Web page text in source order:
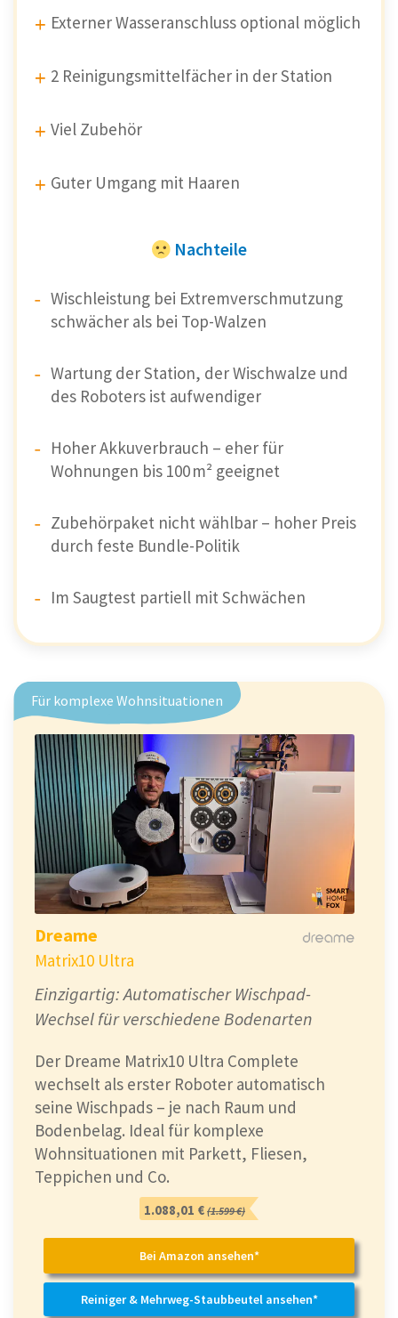
Externer Wasseranschluss optional möglich
2 Reinigungsmittelfächer in der Station
Viel Zubehör
Guter Umgang mit Haaren
Nachteile
Wischleistung bei Extremverschmutzung
schwächer als bei Top-Walzen
Wartung der Station, der Wischwalze und
des Roboters ist aufwendiger
Hoher Akkuverbrauch – eher für
Wohnungen bis 100 m² geeignet
Zubehörpaket nicht wählbar – hoher Preis
durch feste Bundle-Politik
Im Saugtest partiell mit Schwächen
Für komplexe Wohnsituationen
Dreame
Matrix10 Ultra
Einzigartig: Automatischer Wischpad-
Wechsel für verschiedene Bodenarten
Der Dreame Matrix10 Ultra Complete
wechselt als erster Roboter automatisch
seine Wischpads – je nach Raum und
Bodenbelag. Ideal für komplexe
Wohnsituationen mit Parkett, Fliesen,
Teppichen und Co.
1.088,01 € (1.599 €)
Bei Amazon ansehen*
Reiniger & Mehrweg-Staubbeutel ansehen*